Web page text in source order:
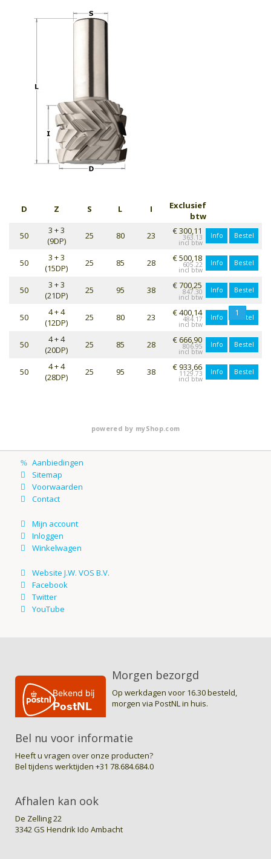
D Z S L I
Exclusief
btw
50
3 + 3
(9DP)
25 80 23 € 300,11
363.13 Info Bestel
50
3 + 3
(15DP)
25 85 28 € 500,18
605.22 Info Bestel
50
3 + 3
(21DP)
25 95 38 € 700,25
847.30 Info Bestel
50
4 + 4
(12DP)
25 80 23 € 400,14
484.17 Info Bestel
50
4 + 4
(20DP)
25 85 28 € 666,90
806.95 Info Bestel
50
4 + 4
(28DP)
25 95 38 € 933,66
1129.73 Info Bestel
1
powered by myShop.com
Morgen bezorgd
Op werkdagen voor 16.30 besteld,
morgen via PostNL in huis.
Bel nu voor informatie
Heeft u vragen over onze producten?
Bel tijdens werktijden +31 78.684.684.0
Afhalen kan ook
De Zelling 22
3342 GS Hendrik Ido Ambacht